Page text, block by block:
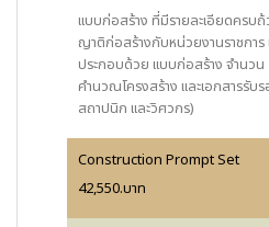
แบบก่อสร้าง ที่มีรายละเอียดครบ
ญาติก่อสร้างกับหน่วยงานราชการ
ประกอบด้วย แบบก่อสร้าง จำนวน
คำนวณโครงสร้าง และเอกสารรั
สถาปนิก และวิศวกร)
Construction Prompt Set
42,550.บาท